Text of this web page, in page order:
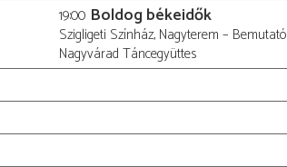
19:00 Boldog békeidők
Szigligeti Színház, Nagyterem – Bemutató
Nagyvárad Táncegyüttes